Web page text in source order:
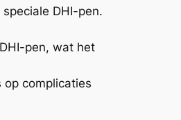
DHI-pen.
pen, wat het
complicaties